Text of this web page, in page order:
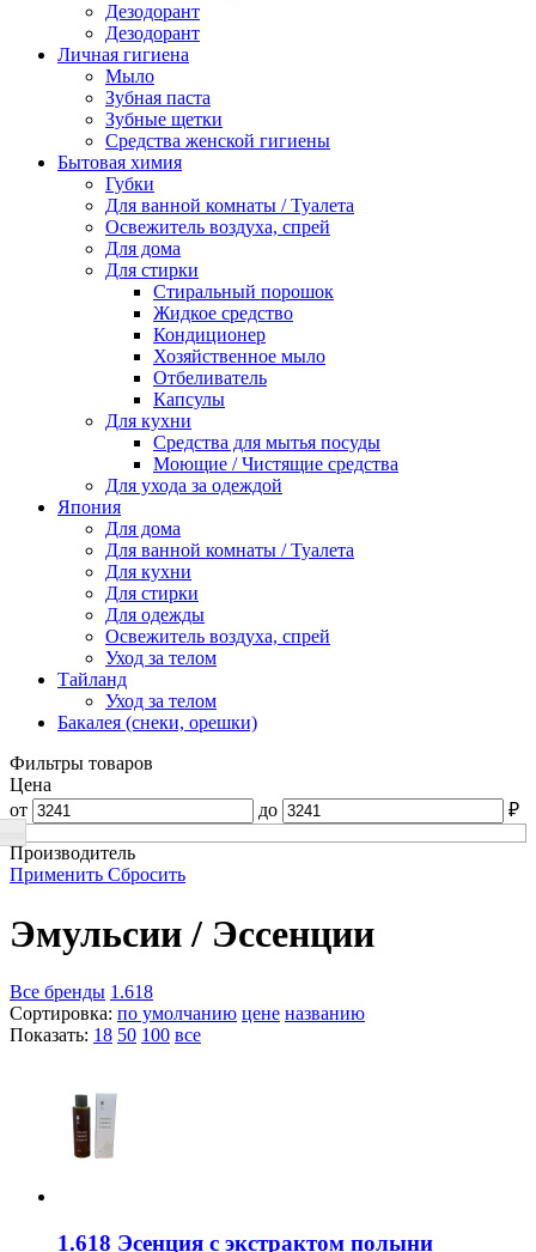
Дезодорант
Дезодорант
Личная гигиена
Мыло
Зубная паста
Зубные щетки
Средства женской гигиены
Бытовая химия
Губки
Для ванной комнаты / Туалета
Освежитель воздуха, спрей
Для дома
Для стирки
Стиральный порошок
Жидкое средство
Кондиционер
Хозяйственное мыло
Отбеливатель
Капсулы
Для кухни
Средства для мытья посуды
Моющие / Чистящие средства
Для ухода за одеждой
Япония
Для дома
Для ванной комнаты / Туалета
Для кухни
Для стирки
Для одежды
Освежитель воздуха, спрей
Уход за телом
Тайланд
Уход за телом
Бакалея (снеки, орешки)
Фильтры товаров
Цена
от
до ₽
Производитель
Применить Сбросить
Эмульсии / Эссенции
Все бренды 1.618
Сортировка: по умолчанию цене названию
Показать: 18 50 100 все
1.618 Эсенция с экстрактом полыни